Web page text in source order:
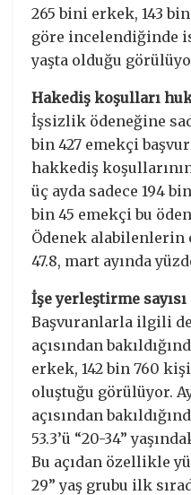
265 bini erkek, 143
göre incelendiğinde
yaşta olduğu
Hakediş koşulları
İşsizlik ödeneğine
bin 427 emekçi
hakkediş
üç ayda sadece 194
bin 45 emekçi bu
Ödenek alabilenlerin
47.8, mart ayında
İşe yerleştirme sayısı
Başvuranlarla ilgili
açısından
erkek, 142 bin 760
oluştuğu görülüyor.
açısından
53.3’ü “20-34”
Bu açıdan özellikle
29” yaş grubu ilk